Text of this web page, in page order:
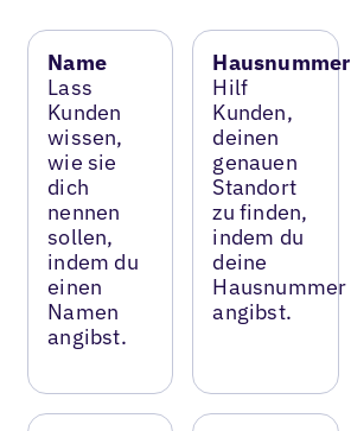
Name
Lass
Kunden
wissen,
wie sie
dich
nennen
sollen,
indem du
einen
Namen
angibst.
Hausnummer
Hilf
Kunden,
deinen
genauen
Standort
zu finden,
indem du
deine
Hausnummer
angibst.